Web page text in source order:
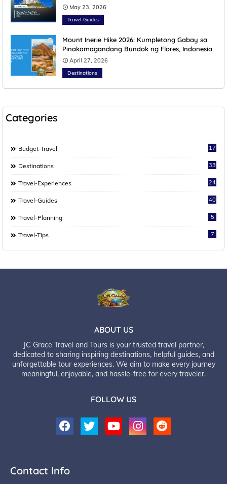
May 23, 2026
Travel-Guides
Mount Inerie Hike 2026: Kumpletong Gabay sa
Pinakamagandang Bundok ng Flores, Indonesia
April 27, 2026
Destinations
Categories
Budget-Travel 17
Destinations 33
Travel-Experiences 24
Travel-Guides 40
Travel-Planning 5
Travel-Tips 7
ABOUT US
JC Grace Travel and Tours is your trusted travel partner,
dedicated to sharing inspiring destinations, helpful guides, and
unforgettable tour experiences. We aim to make every journey
meaningful, enjoyable, and hassle-free for every traveler.
FOLLOW US
Contact Info